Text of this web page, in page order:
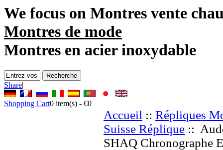
We focus on Montres vente
Montres de mode
Montres en acier inoxydable
Share|
Shopping Cart0 item(s) - €0
Accueil :: Répliques
Suisse Réplique ::
SHAQ Chronographe